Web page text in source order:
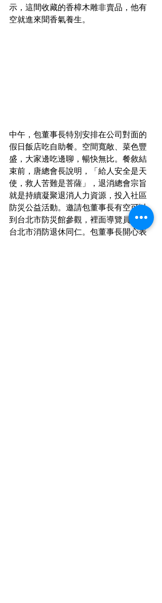
示，這間收藏的香樟木雕非賣品，他有
空就進來聞香氣養生。
中午，包董事長特別安排在公司對面的
假日飯店吃自助餐。空間寬敞、菜色豐
盛，大家邊吃邊聊，暢快無比。餐敘結
束前，唐總會長說明，「給人安全是天
使，救人苦難是菩薩」，退消總會宗旨
就是持續凝聚退消人力資源，投入社區
防災公益活動。邀請包董事長有空可以
到台北市防災館參觀，裡面導覽員多是
台北市消防退休同仁。包董事長開心表